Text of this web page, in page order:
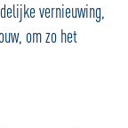
vernieuwing,
om zo het